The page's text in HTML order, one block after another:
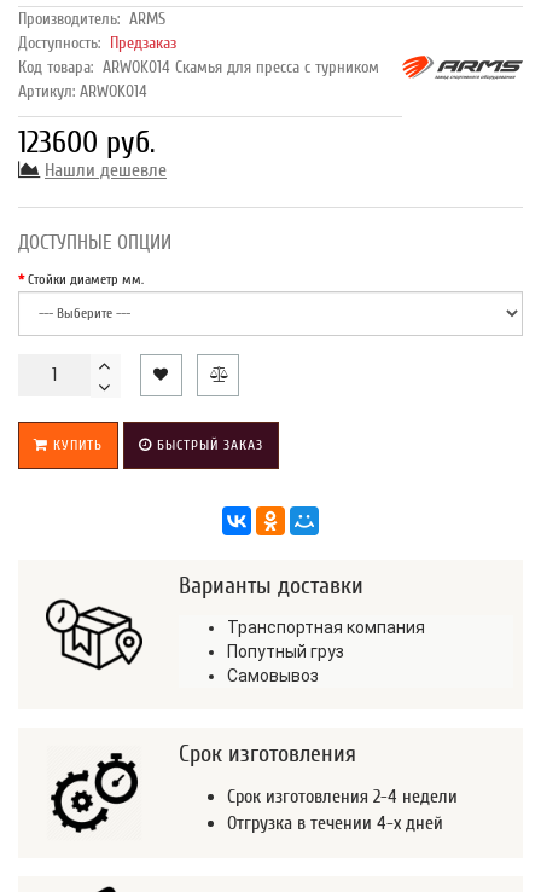
Производитель: ARMS
Доступность: Предзаказ
Код товара: ARWOK014 Скамья для пресса с турником
Артикул: ARWOK014
123600 руб.
Нашли дешевле
ДОСТУПНЫЕ ОПЦИИ
Стойки диаметр мм.
КУПИТЬ БЫСТРЫЙ ЗАКАЗ
Варианты доставки
Транспортная компания
Попутный груз
Самовывоз
Срок изготовления
Срок изготовления 2-4 недели
Отгрузка в течении 4-х дней